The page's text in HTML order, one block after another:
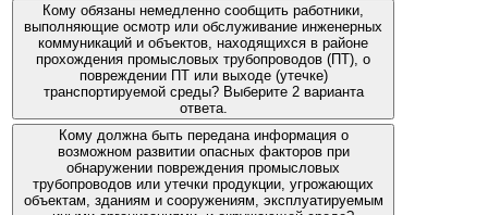
Кому обязаны немедленно сообщить работники,
выполняющие осмотр или обслуживание инженерных
коммуникаций и объектов, находящихся в районе
прохождения промысловых трубопроводов (ПТ), о
повреждении ПТ или выходе (утечке)
транспортируемой среды? Выберите 2 варианта
ответа.
Кому должна быть передана информация о
возможном развитии опасных факторов при
обнаружении повреждения промысловых
трубопроводов или утечки продукции, угрожающих
объектам, зданиям и сооружениям, эксплуатируемым